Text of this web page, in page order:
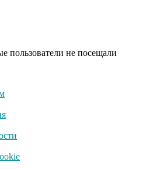
пользователи не посещали